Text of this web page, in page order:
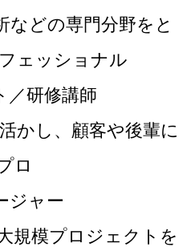
どの専門分野をと
ェッショナル
／研修講師
かし、顧客や後輩に
ロ
ジャー
規模プロジェクトを